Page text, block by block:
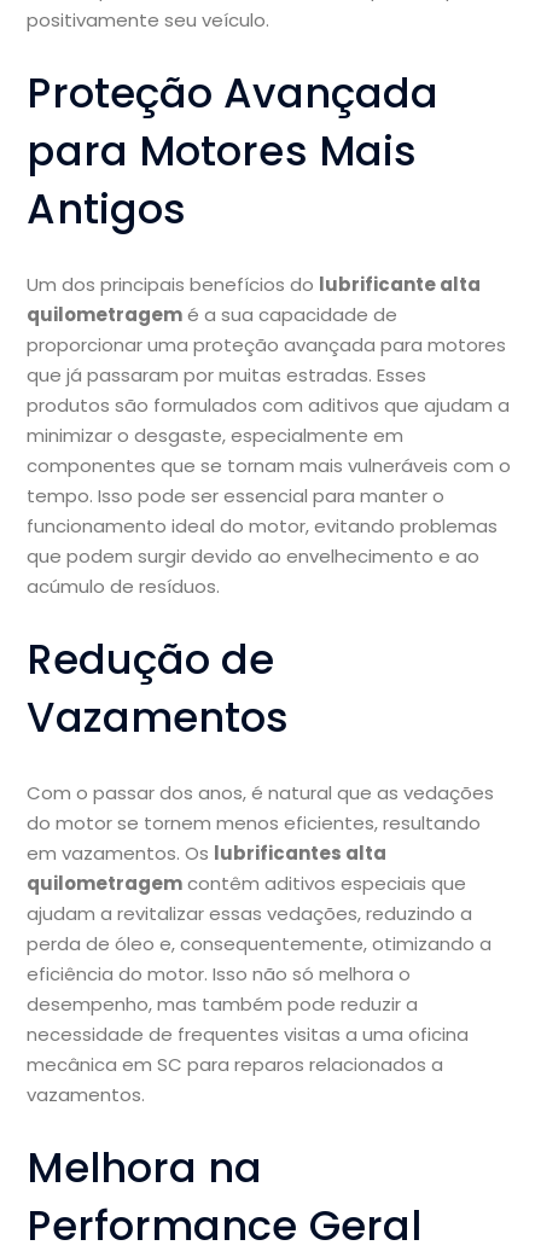
positivamente seu veículo.
Proteção Avançada
para Motores Mais
Antigos
Um dos principais benefícios do lubrificante alta
quilometragemé a sua capacidade de
proporcionar uma proteção avançada para motores
que já passaram por muitas estradas. Esses
produtos são formulados com aditivos que ajudam a
minimizar o desgaste, especialmente em
componentes que se tornam mais vulneráveis com o
tempo. Isso pode ser essencial para manter o
funcionamento ideal do motor, evitando problemas
que podem surgir devido ao envelhecimento e ao
acúmulo de resíduos.
Redução de
Vazamentos
Com o passar dos anos, é natural que as vedações
do motor se tornem menos eficientes, resultando
em vazamentos. Os lubrificantes alta
quilometragemcontêm aditivos especiais que
ajudam a revitalizar essas vedações, reduzindo a
perda de óleo e, consequentemente, otimizando a
eficiência do motor. Isso não só melhora o
desempenho, mas também pode reduzir a
necessidade de frequentes visitas a uma oficina
mecânica em SC para reparos relacionados a
vazamentos.
Melhora na
Performance Geral